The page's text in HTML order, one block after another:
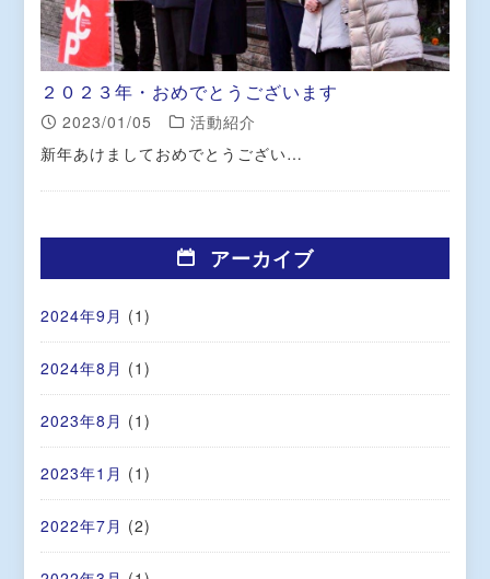
２０２３年・おめでとうございます
2023/01/05
活動紹介
新年あけましておめでとうござい…
アーカイブ
2024年9月 (1)
2024年8月 (1)
2023年8月 (1)
2023年1月 (1)
2022年7月 (2)